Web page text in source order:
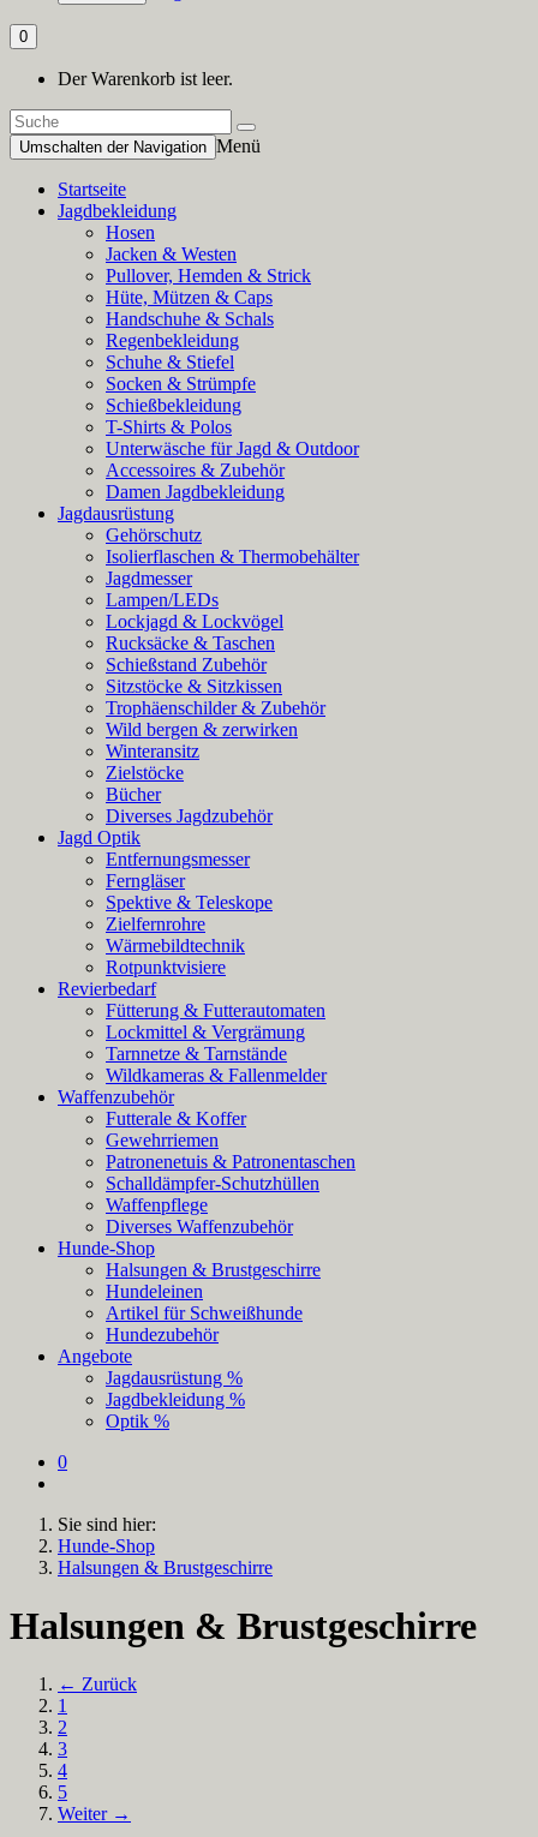
0
Der Warenkorb ist leer.
Umschalten der Navigation Menü
Startseite
Jagdbekleidung
Hosen
Jacken & Westen
Pullover, Hemden & Strick
Hüte, Mützen & Caps
Handschuhe & Schals
Regenbekleidung
Schuhe & Stiefel
Socken & Strümpfe
Schießbekleidung
T-Shirts & Polos
Unterwäsche für Jagd & Outdoor
Accessoires & Zubehör
Damen Jagdbekleidung
Jagdausrüstung
Gehörschutz
Isolierflaschen & Thermobehälter
Jagdmesser
Lampen/LEDs
Lockjagd & Lockvögel
Rucksäcke & Taschen
Schießstand Zubehör
Sitzstöcke & Sitzkissen
Trophäenschilder & Zubehör
Wild bergen & zerwirken
Winteransitz
Zielstöcke
Bücher
Diverses Jagdzubehör
Jagd Optik
Entfernungsmesser
Ferngläser
Spektive & Teleskope
Zielfernrohre
Wärmebildtechnik
Rotpunktvisiere
Revierbedarf
Fütterung & Futterautomaten
Lockmittel & Vergrämung
Tarnnetze & Tarnstände
Wildkameras & Fallenmelder
Waffenzubehör
Futterale & Koffer
Gewehrriemen
Patronenetuis & Patronentaschen
Schalldämpfer-Schutzhüllen
Waffenpflege
Diverses Waffenzubehör
Hunde-Shop
Halsungen & Brustgeschirre
Hundeleinen
Artikel für Schweißhunde
Hundezubehör
Angebote
Jagdausrüstung %
Jagdbekleidung %
Optik %
0
Sie sind hier:
Hunde-Shop
Halsungen & Brustgeschirre
Halsungen & Brustgeschirre
← Zurück
1
2
3
4
5
Weiter →